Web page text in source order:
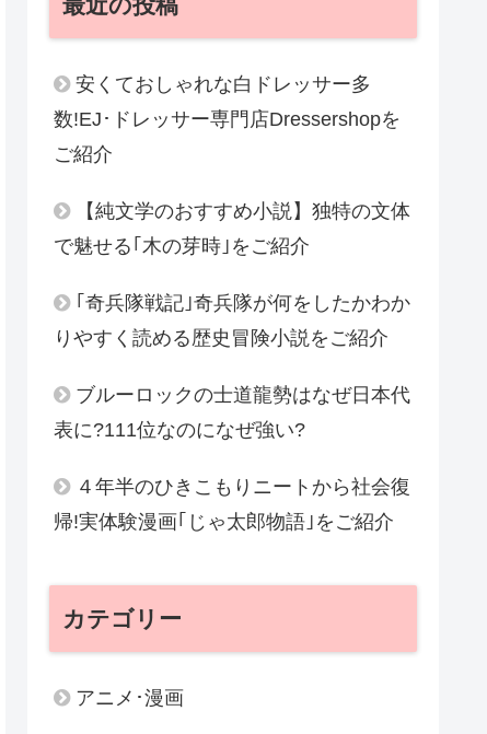
安くておしゃれな白ドレッサー多
数!EJ･ドレッサー専門店Dressershopを
ご紹介
【純文学のおすすめ小説】独特の文体
で魅せる｢木の芽時｣をご紹介
｢奇兵隊戦記｣奇兵隊が何をしたかわか
りやすく読める歴史冒険小説をご紹介
ブルーロックの士道龍勢はなぜ日本代
表に?111位なのになぜ強い?
４年半のひきこもりニートから社会復
帰!実体験漫画｢じゃ太郎物語｣をご紹介
カテゴリー
アニメ･漫画